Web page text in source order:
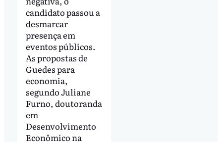
candidato passou a
desmarcar
presença em
eventos públicos.
As propostas de
Guedes para
economia,
segundo Juliane
Furno, doutoranda
em
Desenvolvimento
Econômico na